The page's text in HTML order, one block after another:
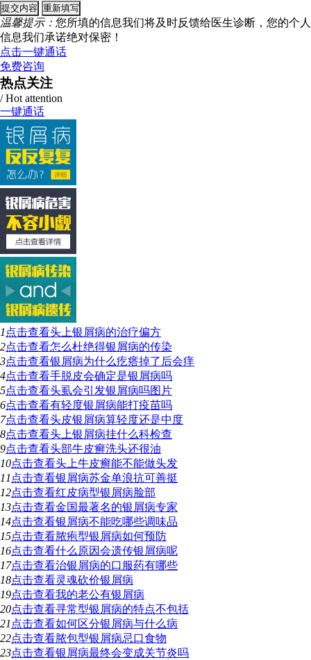
温馨提示： 您所填的信息我们将及时反馈给医生诊断，您的个人
信息我们承诺绝对保密！
点击一键通话
免费咨询
热点关注
/ Hot attention
一键通话
1 点击查看头上银屑病的治疗偏方
2点击查看怎么杜绝得银屑病的传染
3点击查看银屑病为什么疙瘩掉了后会痒
4点击查看手脱皮会确定是银屑病吗
5点击查看头虱会引发银屑病吗图片
6点击查看有轻度银屑病能打疫苗吗
7点击查看头皮银屑病算轻度还是中度
8点击查看头上银屑病挂什么科检查
9点击查看头部牛皮癣洗头还很油
10点击查看头上牛皮癣能不能做头发
11 点击查看银屑病苏金单浪抗可善挺
12点击查看红皮病型银屑病脸部
13点击查看金国最著名的银屑病专家
14点击查看银屑病不能吃哪些调味品
15点击查看脓疱型银屑病如何预防
16点击查看什么原因会遗传银屑病呢
17点击查看治银屑病的口服药有哪些
18点击查看灵魂砍价银屑病
19点击查看我的老公有银屑病
20点击查看寻常型银屑病的特点不包括
21 点击查看如何区分银屑病与什么病
22点击查看脓包型银屑病忌口食物
23点击查看银屑病最终会变成关节炎吗